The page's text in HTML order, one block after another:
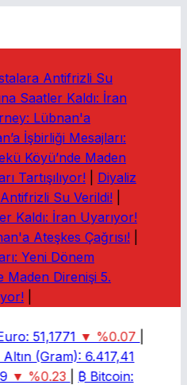
Antifrizli Su
Saatler Kaldı: İran
Lübnan'a
İşbirliği Mesajları:
Köyü’nde Maden
Tartışılıyor!
Diyaliz
Su Verildi!
Kaldı: İran Uyarıyor!
Ateşkes Çağrısı!
Yeni Dönem
Maden Direnişi 5.
51,1771 ▼ %0.07
Altın (Gram): 6.417,41
▼ %0.23 ₿ Bitcoin: